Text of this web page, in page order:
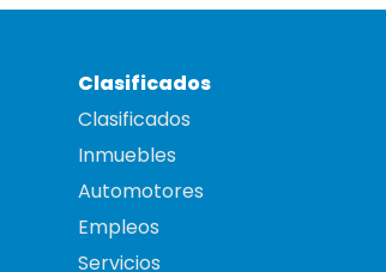
Clasificados
Clasificados
Inmuebles
Automotores
Empleos
Servicios